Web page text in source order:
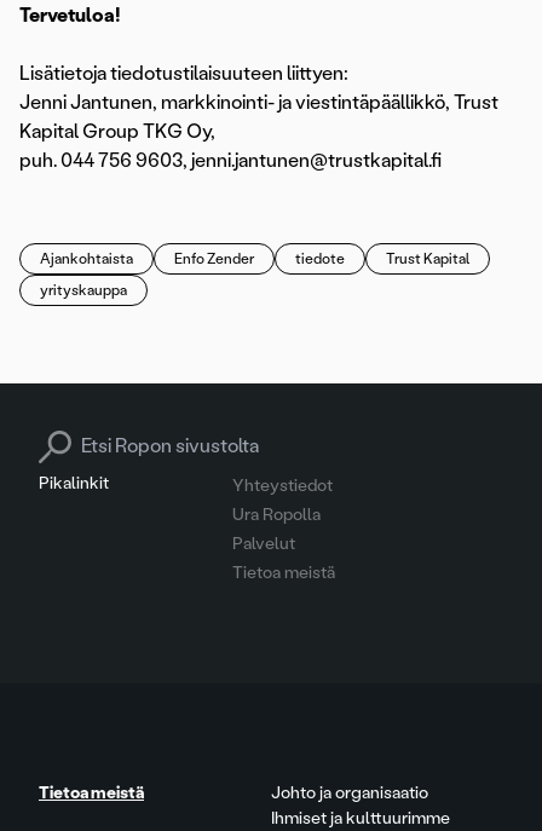
Tervetuloa!
Lisätietoja tiedotustilaisuuteen liittyen:
Jenni Jantunen, markkinointi- ja viestintäpäällikkö, Trust
Kapital Group TKG Oy,
puh. 044 756 9603, jenni.jantunen@trustkapital.fi
Ajankohtaista Enfo Zender tiedote
Trust Kapital
yrityskauppa
Pikalinkit
Yhteystiedot
Ura Ropolla
Palvelut
Tietoa meistä
Search for:
Tietoa meistä
Johto ja organisaatio
Ihmiset ja kulttuurimme